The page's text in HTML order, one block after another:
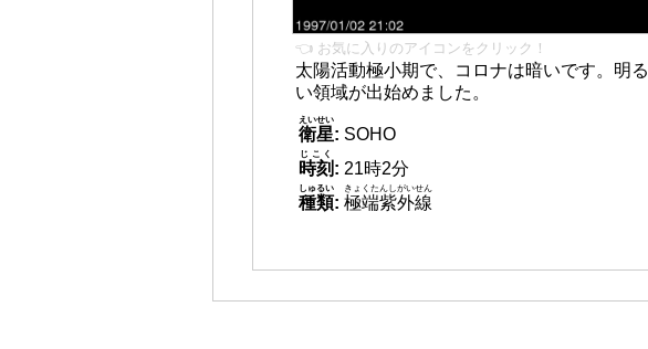
👈 お気に入りのアイコンをクリック！
太陽活動極小期で、コロナは暗いです。明る
い領域が出始めました。
衛星
えいせい
: SOHO
時刻
じこく
: 21時2分
種類
しゅるい
: 極端紫外線
きょくたんしがいせん